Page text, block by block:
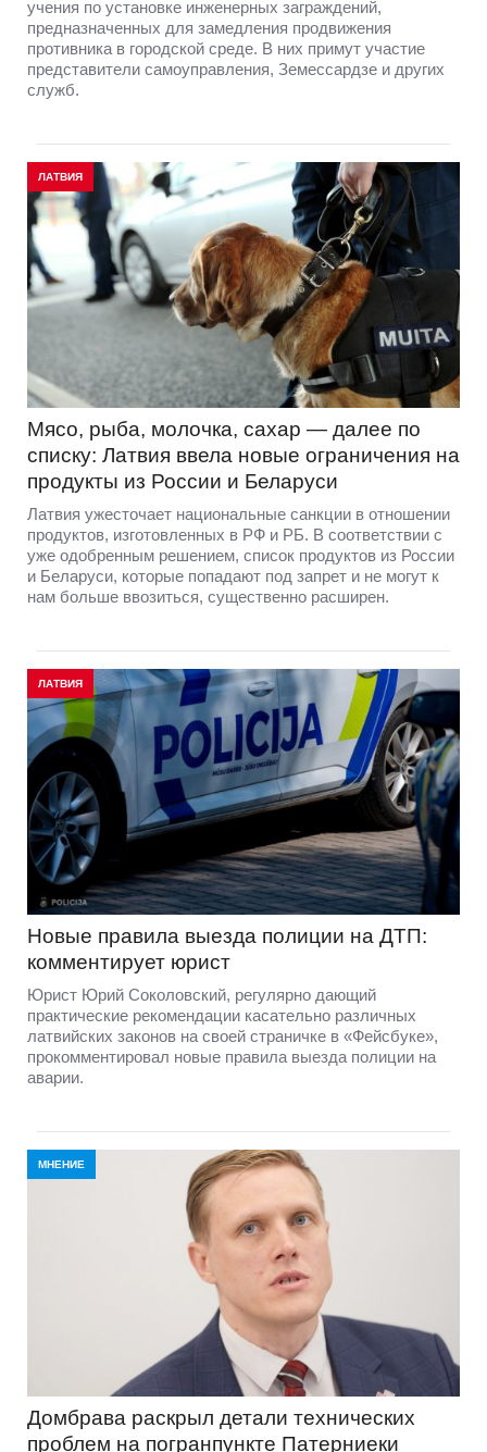
учения по установке инженерных заграждений,
предназначенных для замедления продвижения
противника в городской среде. В них примут участие
представители самоуправления, Земессардзе и других
служб.
ЛАТВИЯ
Мясо, рыба, молочка, сахар — далее по
списку: Латвия ввела новые ограничения на
продукты из России и Беларуси
Латвия ужесточает национальные санкции в отношении
продуктов, изготовленных в РФ и РБ. В соответствии с
уже одобренным решением, список продуктов из России
и Беларуси, которые попадают под запрет и не могут к
нам больше ввозиться, существенно расширен.
ЛАТВИЯ
Новые правила выезда полиции на ДТП:
комментирует юрист
Юрист Юрий Соколовский, регулярно дающий
практические рекомендации касательно различных
латвийских законов на своей страничке в «Фейсбуке»,
прокомментировал новые правила выезда полиции на
аварии.
МНЕНИЕ
Домбравa раскрыл детали технических
проблем на погранпункте Патерниеки